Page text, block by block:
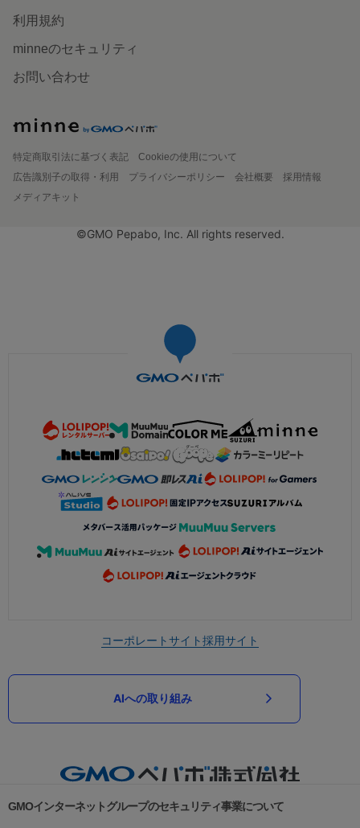
利用規約
minneのセキュリティ
お問い合わせ
特定商取引法に基づく表記
Cookieの使用について
広告識別子の取得・利用
プライバシーポリシー 会社概要
採用情報
メディアキット
©GMO Pepabo, Inc. All rights reserved.
コーポレートサイト採用サイト
AIへの取り組み
GMOインターネットグループのセキュリティ事業について